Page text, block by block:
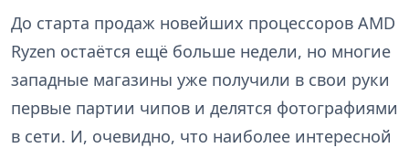
До старта продаж новейших процессоров AMD
Ryzen остаётся ещё больше недели, но многие
западные магазины уже получили в свои руки
первые партии чипов и делятся фотографиями
в сети. И, очевидно, что наиболее интересной